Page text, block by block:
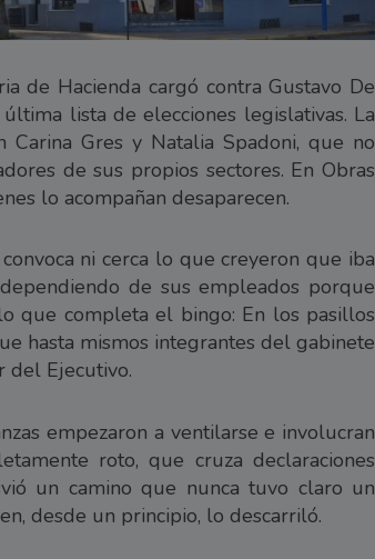
de Hacienda cargó contra Gustavo De
lista de elecciones legislativas. La
Gres y Natalia Spadoni, que no
de sus propios sectores. En Obras
lo acompañan desaparecen.
ni cerca lo que creyeron que iba
de sus empleados porque
que completa el bingo: En los pasillos
hasta mismos integrantes del gabinete
del Ejecutivo.
empezaron a ventilarse e involucran
roto, que cruza declaraciones
un camino que nunca tuvo claro un
desde un principio, lo descarriló.